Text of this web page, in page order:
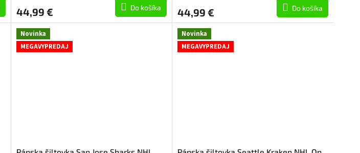
44,99 € Do košíka 44,99 € Do košíka
Novinka
MEGAVYPREDAJ
Novinka
MEGAVYPREDAJ